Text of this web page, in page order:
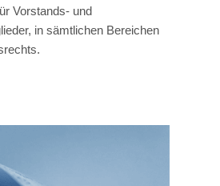
Vorstands- und
in sämtlichen Bereichen